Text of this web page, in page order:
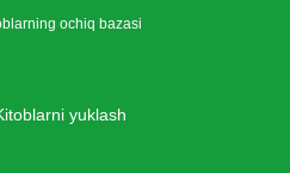
ochiq bazasi
yuklash